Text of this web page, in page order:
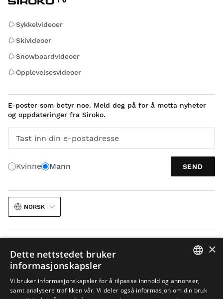
Sykkelvideoer
Skivideoer
Snowboardvideoer
Opplevelsesvideoer
E-poster som betyr noe. Meld deg på for å motta nyheter
og oppdateringer fra Siroko.
Tast inn din e-postadresse
Kvinne Mann SEND
NORSK
Juridisk meddelelse Cookies Vilkår og Betingelser
Nettstedskart ENGLISH
×
Dette nettstedet bruker
informasjonskapsler
Vi bruker informasjonskapsler for å tilpasse innhold og annonser,
samt analysere trafikken vår. Vi deler også informasjon om din bruk